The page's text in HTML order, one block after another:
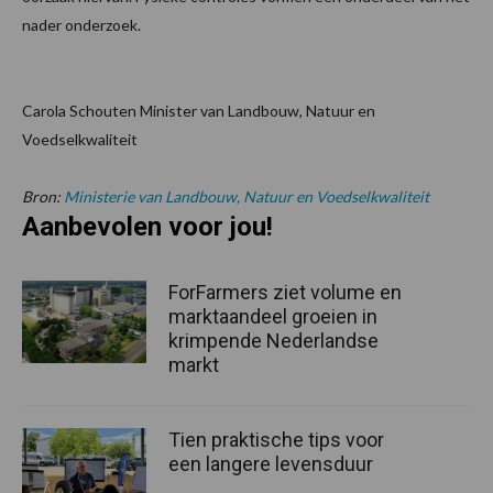
nader onderzoek.
Carola Schouten Minister van Landbouw, Natuur en
Voedselkwaliteit
Bron: Ministerie van Landbouw, Natuur en Voedselkwaliteit
Aanbevolen voor jou!
ForFarmers ziet volume en
marktaandeel groeien in
krimpende Nederlandse
markt
Tien praktische tips voor
een langere levensduur